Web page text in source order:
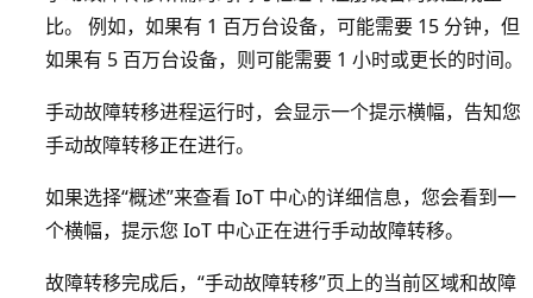
比。 例如，如果有 1 百万台设备，可能需要 15 分钟，但
如果有 5 百万台设备，则可能需要 1 小时或更长的时间。
手动故障转移进程运行时，会显示一个提示横幅，告知您
手动故障转移正在进行。
如果选择“概述”来查看 IoT 中心的详细信息，您会看到一
个横幅，提示您 IoT 中心正在进行手动故障转移。
故障转移完成后，“手动故障转移”页上的当前区域和故障